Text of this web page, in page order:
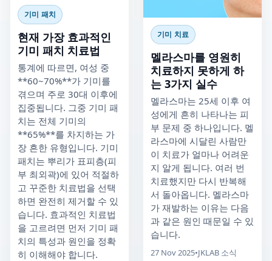
기미 패치
현재 가장 효과적인
기미 패치 치료법
통계에 따르면, 여성 중
**60~70%**가 기미를
겪으며 주로 30대 이후에
집중됩니다. 그중 기미 패
치는 전체 기미의
**65%**를 차지하는 가
장 흔한 유형입니다. 기미
패치는 뿌리가 표피층(피
부 최외곽)에 있어 적절하
고 꾸준한 치료법을 선택
하면 완전히 제거할 수 있
습니다. 효과적인 치료법
을 고르려면 먼저 기미 패
치의 특성과 원인을 정확
히 이해해야 합니다.
기미 치료
멜라스마를 영원히
치료하지 못하게 하
는 3가지 실수
멜라스마는 25세 이후 여
성에게 흔히 나타나는 피
부 문제 중 하나입니다. 멜
라스마에 시달린 사람만
이 치료가 얼마나 어려운
지 알게 됩니다. 여러 번
치료했지만 다시 반복해
서 돌아옵니다. 멜라스마
가 재발하는 이유는 다음
과 같은 원인 때문일 수 있
습니다.
27 Nov 2025•JKLAB 소식